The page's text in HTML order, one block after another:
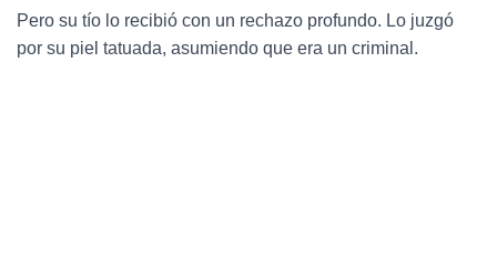
Pero su tío lo recibió con un rechazo profundo. Lo juzgó
por su piel tatuada, asumiendo que era un criminal.